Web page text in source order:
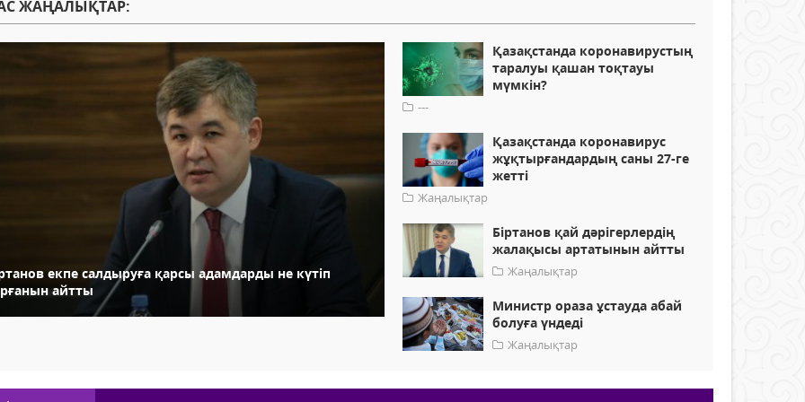
ЖАҢАЛЫҚТАР:
екпе салдыруға қарсы адамдарды не күтіп
айтты
Қазақстанда коронавирустың
таралуы қашан тоқтауы
мүмкін?
---
Қазақстанда коронавирус
жұқтырғандардың саны 27-ге
жетті
Жаңалықтар
Біртанов қай дәрігерлердің
жалақысы артатынын айтты
Жаңалықтар
Министр ораза ұстауда абай
болуға үндеді
Жаңалықтар